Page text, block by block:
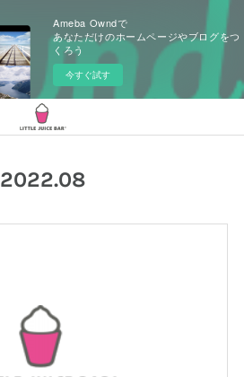
Ameba Owndで
あなただけのホームページやブログをつ
くろう
今すぐ試す
2022.08